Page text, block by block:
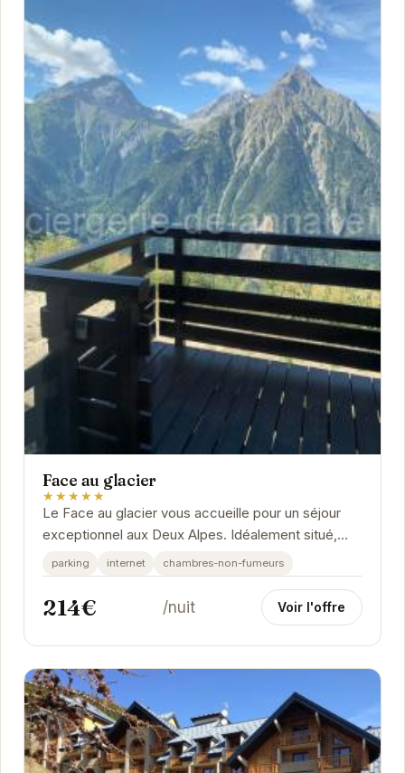
Face au glacier
★★★★★
Le Face au glacier vous accueille pour un séjour
exceptionnel aux Deux Alpes. Idéalement situé,
l'établissement permet un accès rapide aux...
parking internet chambres-non-fumeurs
214€ /nuit Voir l'offre